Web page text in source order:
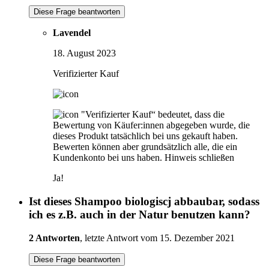
Diese Frage beantworten
Lavendel
18. August 2023
Verifizierter Kauf
"Verifizierter Kauf“ bedeutet, dass die
Bewertung von Käufer:innen abgegeben wurde, die
dieses Produkt tatsächlich bei uns gekauft haben.
Bewerten können aber grundsätzlich alle, die ein
Kundenkonto bei uns haben. Hinweis schließen
Ja!
Ist dieses Shampoo biologiscj abbaubar, sodass
ich es z.B. auch in der Natur benutzen kann?
2 Antworten, letzte Antwort vom 15. Dezember 2021
Diese Frage beantworten